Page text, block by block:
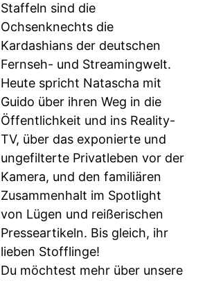
Staffeln sind die
Ochsenknechts die
Kardashians der deutschen
Fernseh- und Streamingwelt.
Heute spricht Natascha mit
Guido über ihren Weg in die
Öffentlichkeit und ins Reality-
TV, über das exponierte und
ungefilterte Privatleben vor der
Kamera, und den familiären
Zusammenhalt im Spotlight
von Lügen und reißerischen
Presseartikeln. Bis gleich, ihr
lieben Stofflinge!
Du möchtest mehr über unsere